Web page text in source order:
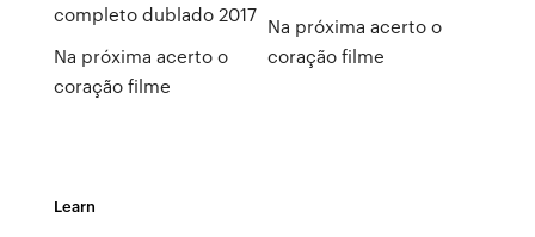
completo dublado 2017
Na próxima acerto o
coração filme
Na próxima acerto o
coração filme
Learn